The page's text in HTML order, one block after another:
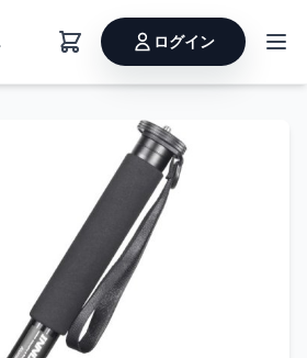
ログイン